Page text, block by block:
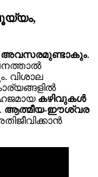
അവസരമുണ്ടാകും.
വിശാല
കഴിവുകൾ
ആത്മീയ-ഈശ്വര